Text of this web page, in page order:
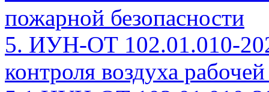
пожарной безопасности
5. ИУН-ОТ 102.01.010-
контроля воздуха